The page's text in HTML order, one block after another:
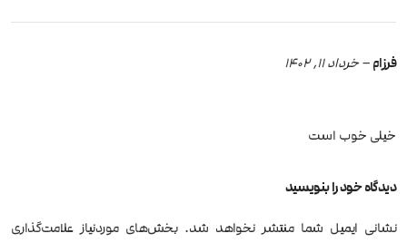
فرزام–خرداد 11, 1402
خیلی خوب است
دیدگاه خود را بنویسید
نشانی ایمیل شما منتشر نخواهد شد. بخش‌های موردنیاز علامت‌گذاری